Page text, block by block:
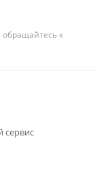
к
сервис